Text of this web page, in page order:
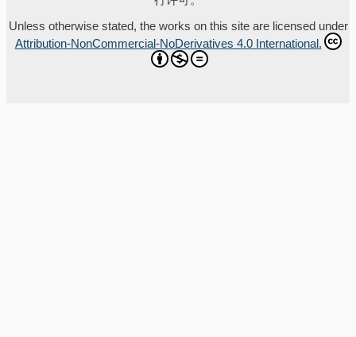
Unless otherwise stated, the works on this site are licensed under
Attribution-NonCommercial-NoDerivatives 4.0 International.